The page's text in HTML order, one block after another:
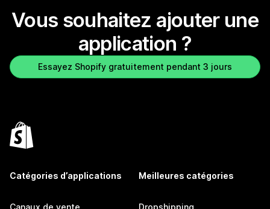
Vous souhaitez ajouter une
application ?
Essayez Shopify gratuitement pendant 3 jours
Catégories d’applications Meilleures catégories